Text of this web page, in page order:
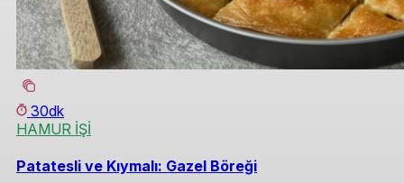
30dk
HAMUR İŞİ
Patatesli ve Kıymalı: Gazel Böreği